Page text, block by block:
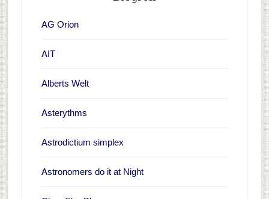
AG Orion
AIT
Alberts Welt
Asterythms
Astrodictium simplex
Astronomers do it at Night